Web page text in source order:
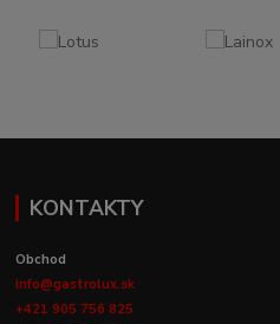
KONTAKTY
Obchod
info@gastrolux.sk
+421 905 756 825